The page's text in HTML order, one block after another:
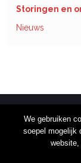
Storingen en
Nieuws
We gebruiken
soepel mogelijk